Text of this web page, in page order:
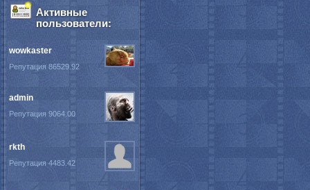
Активные
пользователи:
wowkaster
Репутация 86529.92
admin
Репутация 9064.00
rkth
Репутация 4483.42